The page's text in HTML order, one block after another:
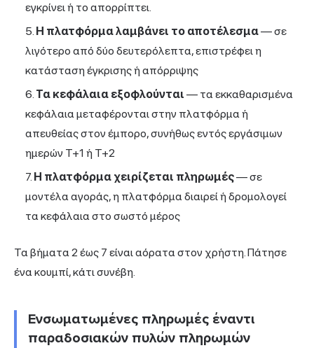
εγκρίνει ή το απορρίπτει.
Η πλατφόρμα λαμβάνει το αποτέλεσμα— σε
λιγότερο από δύο δευτερόλεπτα, επιστρέφει η
κατάσταση έγκρισης ή απόρριψης
Τα κεφάλαια εξοφλούνται — τα εκκαθαρισμένα
κεφάλαια μεταφέρονται στην πλατφόρμα ή
απευθείας στον έμπορο, συνήθως εντός εργάσιμων
ημερών T+1 ή T+2
Η πλατφόρμα χειρίζεται πληρωμές— σε
μοντέλα αγοράς, η πλατφόρμα διαιρεί ή δρομολογεί
τα κεφάλαια στο σωστό μέρος
Τα βήματα 2 έως 7 είναι αόρατα στον χρήστη. Πάτησε
ένα κουμπί, κάτι συνέβη.
Ενσωματωμένες πληρωμές έναντι
παραδοσιακών πυλών πληρωμών